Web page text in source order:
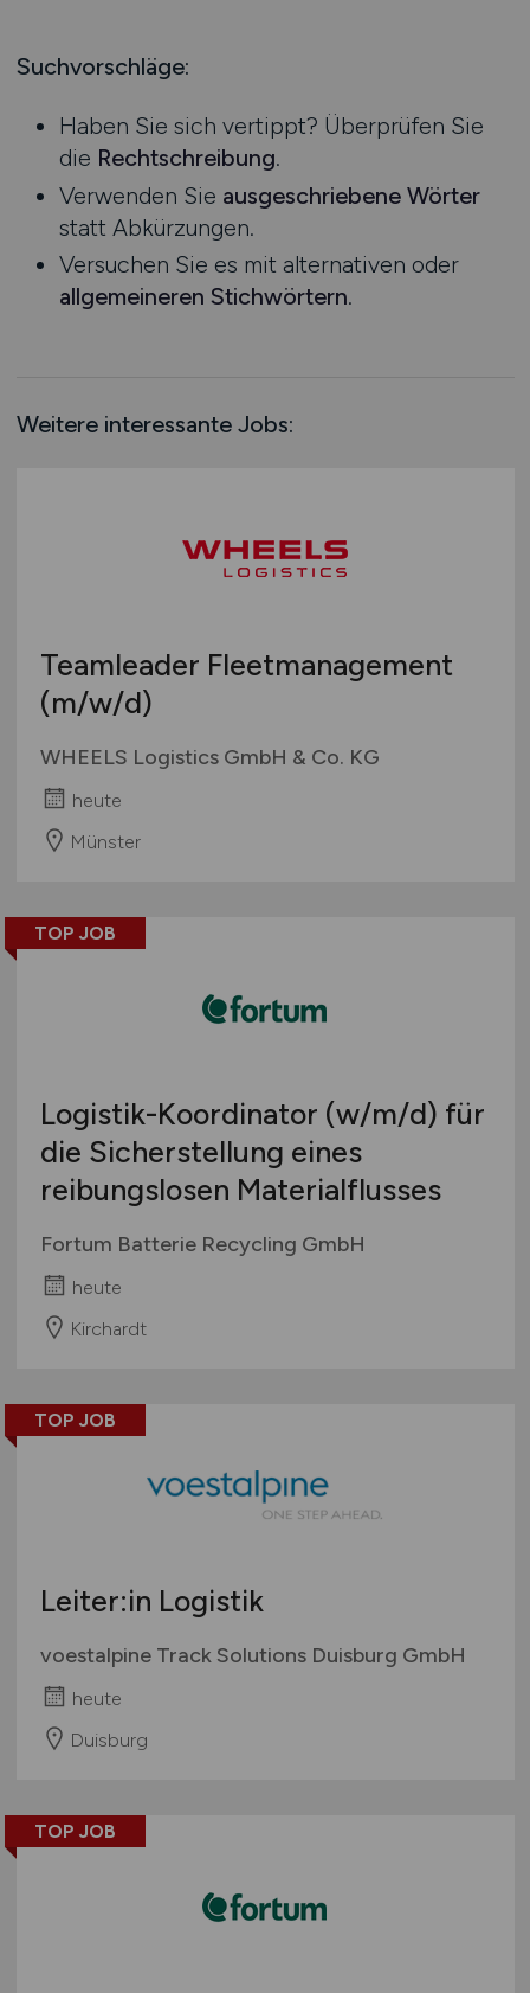
Schienen- / Straßen- / Luft- / Seefracht
Supply Chain Management
Vertrieb / Verkauf / Handel
Zoll / Behörden
Sonstige
Mecklenburg-Vorpommern
Nordrhein-Westfalen
Rheinland-Pfalz
Saarland
Sachsen
Sachsen-Anhalt
Schleswig-Holstein
Schweiz
Suchvorschläge:
Haben Sie sich vertippt? Überprüfen Sie
die Rechtschreibung.
Verwenden Sie ausgeschriebene Wörter
statt Abkürzungen.
Versuchen Sie es mit alternativen oder
allgemeineren Stichwörtern.
Weitere interessante Jobs:
Teamleader Fleetmanagement
(m/w/d)
WHEELS Logistics GmbH & Co. KG
heute
Münster
TOP JOB
Logistik-Koordinator (w/m/d) für
die Sicherstellung eines
reibungslosen Materialflusses
Fortum Batterie Recycling GmbH
heute
Kirchardt
TOP JOB
Leiter:in Logistik
voestalpine Track Solutions Duisburg GmbH
heute
Duisburg
TOP JOB